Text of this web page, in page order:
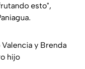
esto",
y Brenda
hijo